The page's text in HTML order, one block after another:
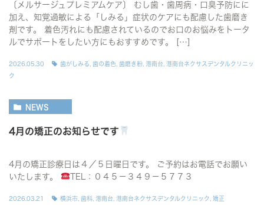
〔メルサージュプレミアムケア〕 むし歯・歯周病・口臭予防にに
加え、知覚過敏による「しみる」症状のケアにも配慮した歯磨き
剤です。 着色汚れにも配慮されているのでお口のお悩みをトータ
ルでサポートをしたい方にもおすすめです。 […]
2026.05.30 歯がしみる 歯の着色 歯磨き粉 港南台 港南台ネクサスデンタルクリニッ
ク
NEWS
4月の矯正のお知らせです
4月の矯正診療日は４／５日曜日です。 ご予約はお電話でお願い
いたします。
TEL：０４５－３４９－５７７３
2026.03.21 横浜市 歯科 港南台 港南台ネクサスデンタルクリニック 矯正